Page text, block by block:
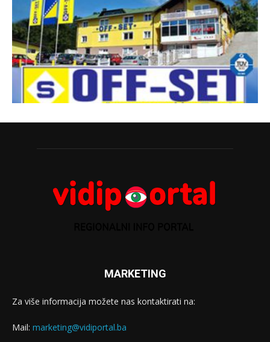
MARKETING
Za više informacija možete nas kontaktirati na:
Mail: marketing@vidiportal.ba